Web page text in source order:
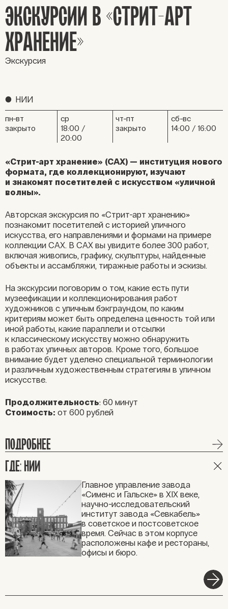
ЭКСКУРСИИ В «СТРИТ-АРТ
ХРАНЕНИЕ»
Экскурсия
● НИИ
пн-вт
закрыто
ср
18:00 /
20:00
чт-пт
закрыто
сб-вс
14:00 / 16:00
«Стрит-арт хранение» (САХ) — институция нового
формата, где коллекционируют, изучают
и знакомят посетителей с искусством «уличной
волны».
Авторская экскурсия по «Стрит-арт хранению»
познакомит посетителей с историей уличного
искусства, его направлениями и формами на примере
коллекции САХ. В САХ вы увидите более 300 работ,
включая живопись, графику, скульптуры, найденные
объекты и ассамбляжи, тиражные работы и эскизы.
На экскурсии поговорим о том, какие есть пути
музеефикации и коллекционирования работ
художников с уличным бэкграундом, по каким
критериям может быть определена ценность той или
иной работы, какие параллели и отсылки
к классическому искусству можно обнаружить
в работах уличных авторов. Кроме того, большое
внимание будет уделено специальной терминологии
и различным художественным стратегиям в уличном
искусстве.
Продолжительность:60 минут
Стоимость: от 600 рублей
ПОДРОБНЕЕ
ГДЕ: НИИ
Главное управление завода
«Сименс и Гальске» в XIX веке,
научно-исследовательский
институт завода «Севкабель»
в советское и постсоветское
время. Сейчас в этом корпусе
расположены кафе и рестораны,
офисы и бюро.